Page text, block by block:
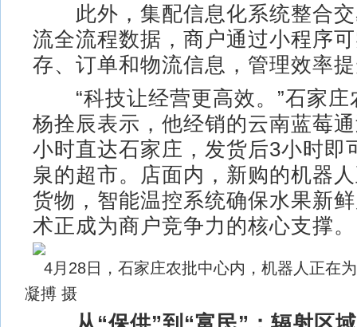
此外，集配信息化系统整合交
流全流程数据，商户通过小程序
存、订单和物流信息，管理效率
“科技让经营更高效。”石家庄
杨拴辰表示，他经销的云南蓝莓
小时直达石家庄，发货后3小时即
泉的超市。店面内，新购的机器
货物，智能温控系统确保水果新
术正成为商户竞争力的核心支撑。
4月28日，石家庄农批中心内，机器人正在
凝搏 摄